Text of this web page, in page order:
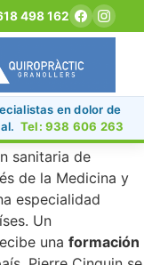
498 162
en dolor de
Tel: 938 606 263
Organización
de25 millones de
sanitaria de
de la Medicina y
especialidad
Un
una formación